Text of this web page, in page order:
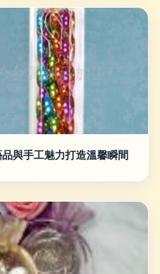
與手工魅力打造溫馨瞬間